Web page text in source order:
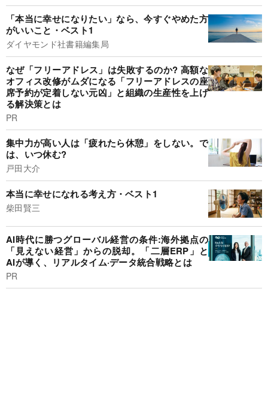
「本当に幸せになりたい」なら、今すぐやめた方
がいいこと・ベスト1
ダイヤモンド社書籍編集局
なぜ「フリーアドレス」は失敗するのか? 高額な
オフィス改修がムダになる「フリーアドレスの座
席予約が定着しない元凶」と組織の生産性を上げ
る解決策とは
PR
集中力が高い人は「疲れたら休憩」をしない。で
は、いつ休む?
戸田大介
本当に幸せになれる考え方・ベスト1
柴田賢三
AI時代に勝つグローバル経営の条件:海外拠点の
「見えない経営」からの脱却。「二層ERP」と
AIが導く、リアルタイム·データ統合戦略とは
PR